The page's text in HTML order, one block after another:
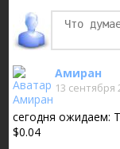
Амиран
13 сентября
сегодня ожидаем:
$0.04